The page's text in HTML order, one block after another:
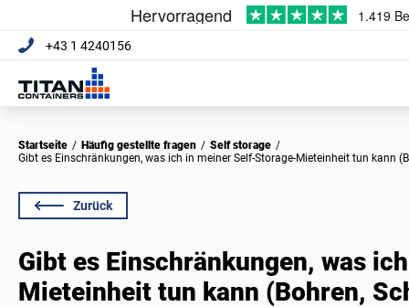
+43 1 4240156
Startseite / Häufig gestellte fragen / Self storage /
Gibt es Einschränkungen, was ich in meiner Self-Storage-Mieteinheit tun kann
Zurück
Gibt es Einschränkungen, was
Mieteinheit tun kann (Bohren,